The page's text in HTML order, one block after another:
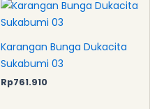
Karangan Bunga Dukacita
Sukabumi 03
Rp761.910